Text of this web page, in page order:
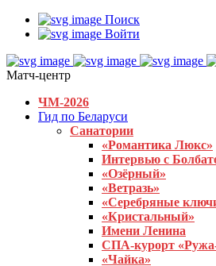
Поиск
Войти
Матч-центр
ЧМ-2026
Гид по Беларуси
Санатории
«Романтика Люкс»
Интервью с
«Озёрный»
«Ветразь»
«Серебряные
«Кристальный»
Имени Ленина
СПА-курорт
«Чайка»